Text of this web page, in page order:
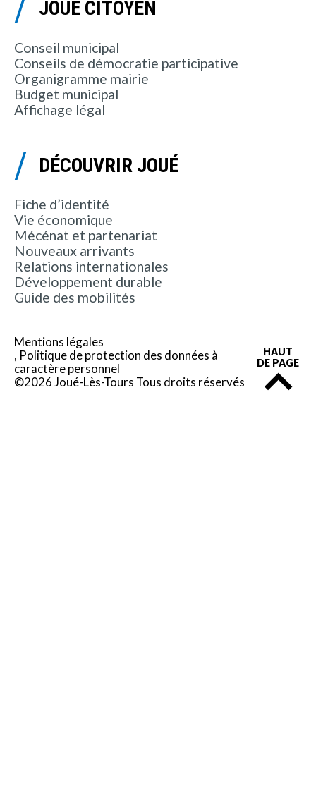
JOUÉ CITOYEN
Conseil municipal
Conseils de démocratie participative
Organigramme mairie
Budget municipal
Affichage légal
DÉCOUVRIR JOUÉ
Fiche d’identité
Vie économique
Mécénat et partenariat
Nouveaux arrivants
Relations internationales
Développement durable
Guide des mobilités
Mentions légales
Politique de protection des données à
caractère personnel
©2026 Joué-Lès-Tours Tous droits réservés
HAUT
DE PAGE